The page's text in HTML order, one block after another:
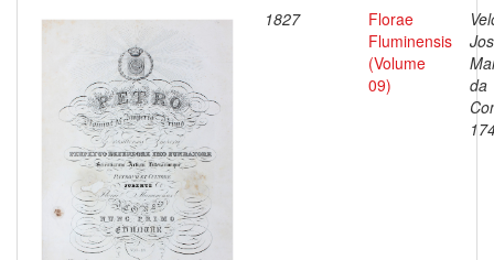
1827
Florae
Fluminensis
(Volume
09)
da